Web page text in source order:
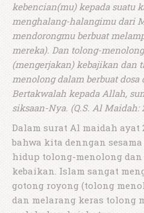
kebencian(mu) kepada suatu
menghalang-halangimu dari
mendorongmu berbuat
mereka). Dan tolong-
(mengerjakan) kebajikan dan
menolong dalam berbuat dosa
Bertakwalah kepada Allah,
siksaan-Nya. (Q.S. Al Maidah:
Dalam surat Al maidah
bahwa kita denngan
hidup tolong-menolong dan
kebaikan. Islam sangat
gotong royong (tolong
dan melarang keras tolong